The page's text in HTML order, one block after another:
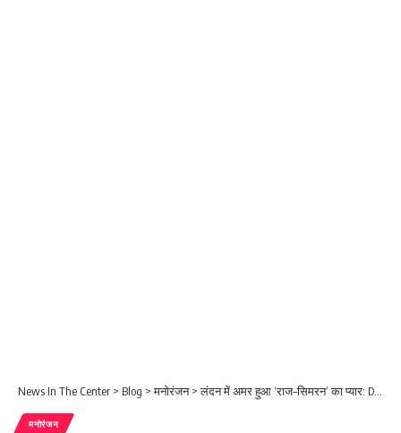
News In The Center > Blog >मनोरंजन>लंदन में अमर हुआ ‘राज–सिमरन’ का प्यार: DDLJ की 30वीं वर्षगांठ पर शाहरुख–काजोल की मौजूदगी में लगा स्टैच्यू
मनोरंजन